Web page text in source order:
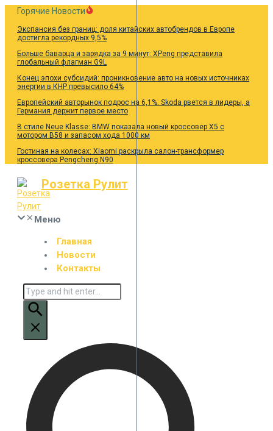
Перейти
содержанию
Горячие Новости
Экспансия без границ: доля китайских автобрендов в Европе
достигла рекордных 9,5%
Больше баварца и зарядка за 9 минут: XPeng представила
глобальный флагман G9L
Конец эпохи субсидий: проникновение авто на новых источниках
энергии в КНР превысило 64%
Европейский авторынок подрос на 6,1%: Skoda рвется в лидеры, а
Германия держит первое место
В стиле Neue Klasse: BMW показала новый кроссовер X5 с
мотором B58 и запасом хода 1000 км
Гостиная на колесах: Xiaomi раскрыла салон-трансформер
кроссовера Pengcheng N90
Розетка Рулит
Меню
Главная
Новости
Контакты
Искать: